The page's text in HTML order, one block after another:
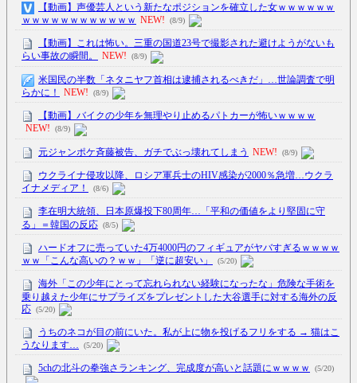
【動画】声優芸人という新たなポジションを確立した女ｗｗｗｗｗｗ
ｗｗｗｗｗｗｗｗｗｗｗｗ NEW! (8/9)
【動画】これは怖い。三重の国道23号で撮影された避けようがないも
らい事故の瞬間。
NEW! (8/9)
米国民の半数「ネタニヤフ首相は逮捕されるべきだ」…世論調査で明
らかに！
NEW! (8/9)
【動画】バイクの少年を無理やり止めるパトカーが怖いｗｗｗｗ
NEW!
(8/9)
元ジャンポケ斉藤被告、ガチでぶっ壊れてしまう NEW! (8/9)
ウクライナ侵攻以降、ロシア軍兵士のHIV感染が2000％急増…ウクラ
イナメディア！
(8/6)
李在明大統領、日本原爆投下80周年…「平和の価値をより堅固に守
る」＝韓国の反応 (8/5)
ハードオフに売っていた4万4000円のフィギュアがヤバすぎるｗｗｗｗ
ｗｗ「こんな高いの？ｗｗ」「逆に超安い」
(5/20)
海外「この少年にとって忘れられない経験になったな」危険な手術を
乗り越えた少年にサプライズをプレゼントした大谷選手に対する海外の反
応 (5/20)
うちのネコが目の前にいた。私が上に物を投げるフリをする → 猫はこ
うなります…
(5/20)
5chの北斗の拳強さランキング、完成度が高いと話題にｗｗｗｗ (5/20)